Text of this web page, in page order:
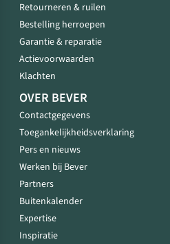
Retourneren & ruilen
Bestelling herroepen
Garantie & reparatie
Actievoorwaarden
Klachten
OVER BEVER
Contactgegevens
Toegankelijkheidsverklaring
Pers en nieuws
Werken bij Bever
Partners
Buitenkalender
Expertise
Inspiratie